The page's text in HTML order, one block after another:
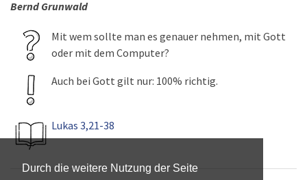
Durch die weitere Nutzung der Seite
Bernd Grunwald
Mit wem sollte man es genauer nehmen, mit Gott
oder mit dem Computer?
Auch bei Gott gilt nur: 100% richtig.
Lukas 3,21-38